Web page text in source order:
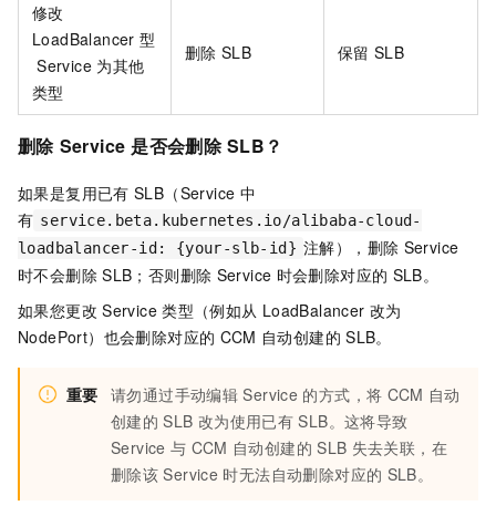
修改
LoadBalancer 型
Service 为其他
类型
删除 SLB 保留 SLB
删除 Service 是否会删除 SLB？
如果是复用已有 SLB（Service 中
有 service.beta.kubernetes.io/alibaba-cloud-
loadbalancer-id: {your-slb-id} 注解），删除 Service
时不会删除 SLB；否则删除 Service 时会删除对应的 SLB。
如果您更改 Service 类型（例如从 LoadBalancer 改为
NodePort）也会删除对应的 CCM 自动创建的 SLB。
重要 请勿通过手动编辑 Service 的方式，将 CCM 自动
创建的 SLB 改为使用已有 SLB。这将导致
Service 与 CCM 自动创建的 SLB 失去关联，在
删除该 Service 时无法自动删除对应的 SLB。